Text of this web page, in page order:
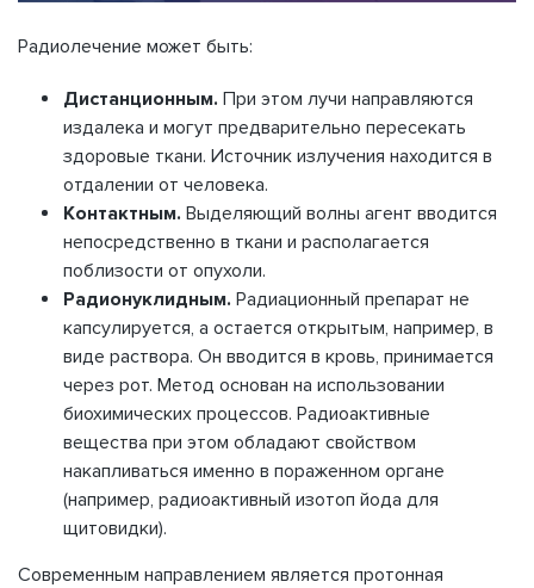
Радиолечение может быть:
Дистанционным. При этом лучи направляются
издалека и могут предварительно пересекать
здоровые ткани. Источник излучения находится в
отдалении от человека.
Контактным. Выделяющий волны агент вводится
непосредственно в ткани и располагается
поблизости от опухоли.
Радионуклидным. Радиационный препарат не
капсулируется, а остается открытым, например, в
виде раствора. Он вводится в кровь, принимается
через рот. Метод основан на использовании
биохимических процессов. Радиоактивные
вещества при этом обладают свойством
накапливаться именно в пораженном органе
(например, радиоактивный изотоп йода для
щитовидки).
Современным направлением является протонная